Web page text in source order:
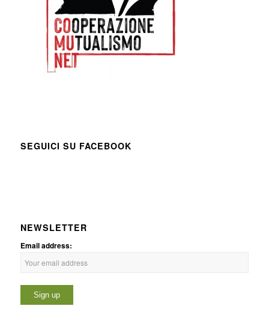
SEGUICI SU FACEBOOK
NEWSLETTER
Email address: